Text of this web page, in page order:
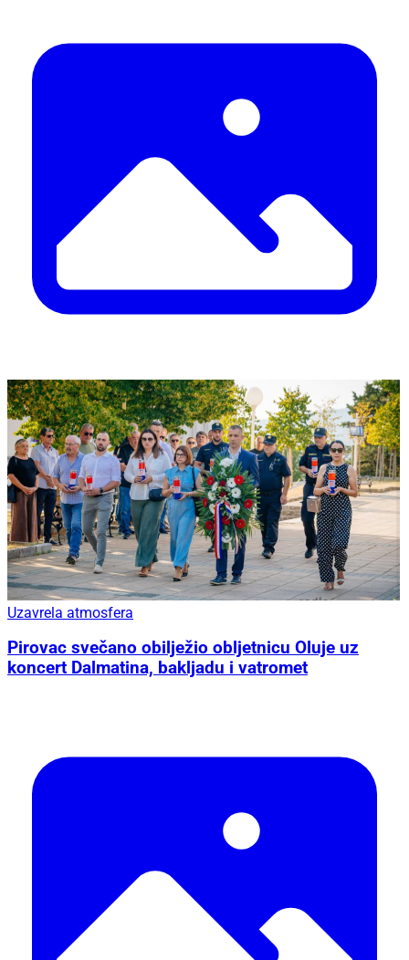
Uzavrela atmosfera
Pirovac svečano obilježio obljetnicu Oluje uz
koncert Dalmatina, bakljadu i vatromet